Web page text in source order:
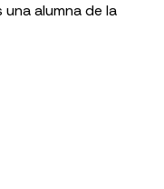
alumna de la